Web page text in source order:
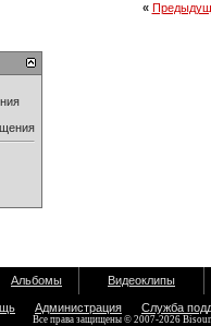
«
Альбомы Видеоклипы
Администрация Служба
Все права защищены © 2007-2026